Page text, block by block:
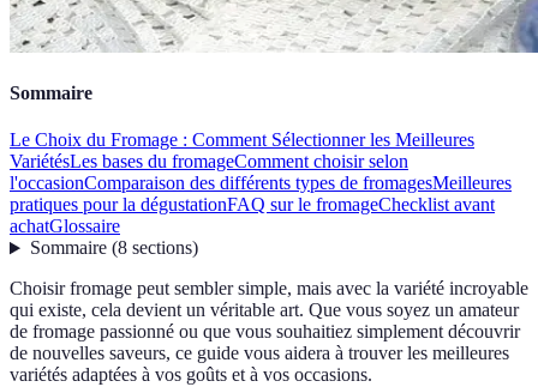
Sommaire
Le Choix du Fromage : Comment Sélectionner les Meilleures
VariétésLes bases du fromageComment choisir selon
l'occasionComparaison des différents types de fromagesMeilleures
pratiques pour la dégustationFAQ sur le fromageChecklist avant
achatGlossaire
Sommaire(8 sections)
Choisir fromage peut sembler simple, mais avec la variété incroyable
qui existe, cela devient un véritable art. Que vous soyez un amateur
de fromage passionné ou que vous souhaitiez simplement découvrir
de nouvelles saveurs, ce guide vous aidera à trouver les meilleures
variétés adaptées à vos goûts et à vos occasions.